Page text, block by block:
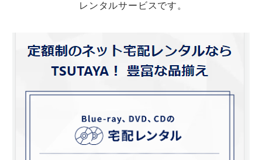
レンタルサービスです。